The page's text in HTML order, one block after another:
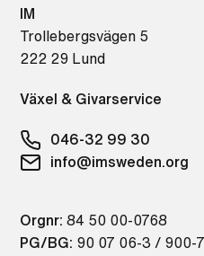
IM
Trollebergsvägen 5
222 29 Lund
Växel & Givarservice
046-32 99 30
info@imsweden.org
Orgnr: 84 50 00-0768
PG/BG: 90 07 06-3 / 900-